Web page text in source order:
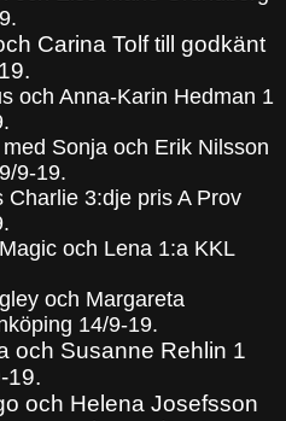
Carina Tolf till godkänt
och Anna-Karin Hedman 1
Sonja och Erik Nilsson
9-19.
Charlie 3:dje pris A Prov
och Lena 1:a KKL
och Margareta
14/9-19.
och Susanne Rehlin 1
19.
och Helena Josefsson